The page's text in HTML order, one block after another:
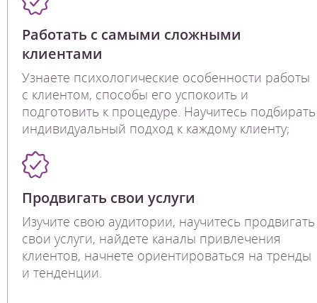
Работать с самыми сложными
клиентами
Узнаете психологические особенности работы
с клиентом, способы его успокоить и
подготовить к процедуре. Научитесь подбирать
индивидуальный подход к каждому клиенту;
Продвигать свои услуги
Изучите свою аудитории, научитесь продвигать
свои услуги, найдете каналы привлечения
клиентов, начнете ориентироваться на тренды
и тенденции.